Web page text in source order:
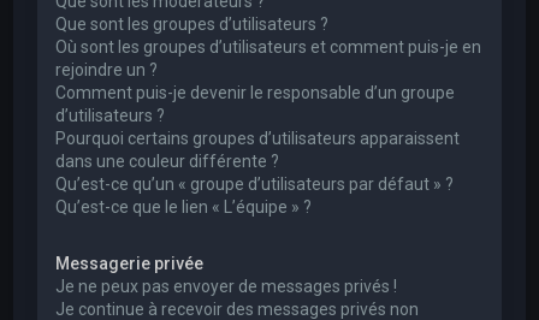
Que sont les groupes d’utilisateurs ?
Où sont les groupes d’utilisateurs et comment puis-je en
rejoindre un ?
Comment puis-je devenir le responsable d’un groupe
d’utilisateurs ?
Pourquoi certains groupes d’utilisateurs apparaissent
dans une couleur différente ?
Qu’est-ce qu’un « groupe d’utilisateurs par défaut » ?
Qu’est-ce que le lien « L’équipe » ?
Messagerie privée
Je ne peux pas envoyer de messages privés !
Je continue à recevoir des messages privés non